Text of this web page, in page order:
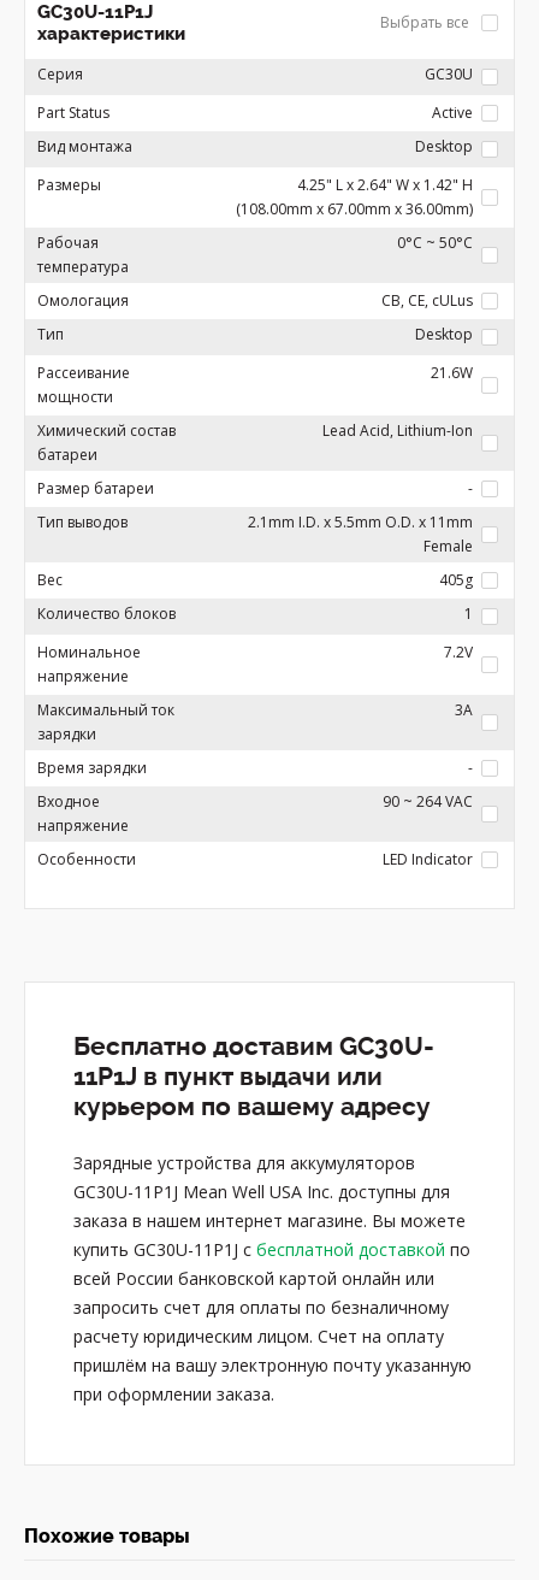
GC30U-11P1J
характеристики
Выбрать все
Серия
GC30U
Part Status
Active
Вид монтажа
Desktop
Размеры
4.25" L x 2.64" W x 1.42" H
(108.00mm x 67.00mm x 36.00mm)
Рабочая
температура
0°C ~ 50°C
Омологация
CB, CE, cULus
Тип
Desktop
Рассеивание
мощности
21.6W
Химический состав
батареи
Lead Acid, Lithium-Ion
Размер батареи
-
Тип выводов
2.1mm I.D. x 5.5mm O.D. x 11mm
Female
Вес
405g
Количество блоков
1
Номинальное
напряжение
7.2V
Максимальный ток
зарядки
3A
Время зарядки
-
Входное
напряжение
90 ~ 264 VAC
Особенности LED Indicator
Бесплатно доставим GC30U-
11P1J в пункт выдачи или
курьером по вашему адресу
Зарядные устройства для аккумуляторов
GC30U-11P1J Mean Well USA Inc. доступны для
заказа в нашем интернет магазине. Вы можете
купить GC30U-11P1J с бесплатной доставкой по
всей России банковской картой онлайн или
запросить счет для оплаты по безналичному
расчету юридическим лицом. Счет на оплату
пришлём на вашу электронную почту указанную
при оформлении заказа.
Похожие товары